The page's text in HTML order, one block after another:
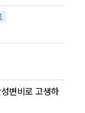
1
변비로 고생하